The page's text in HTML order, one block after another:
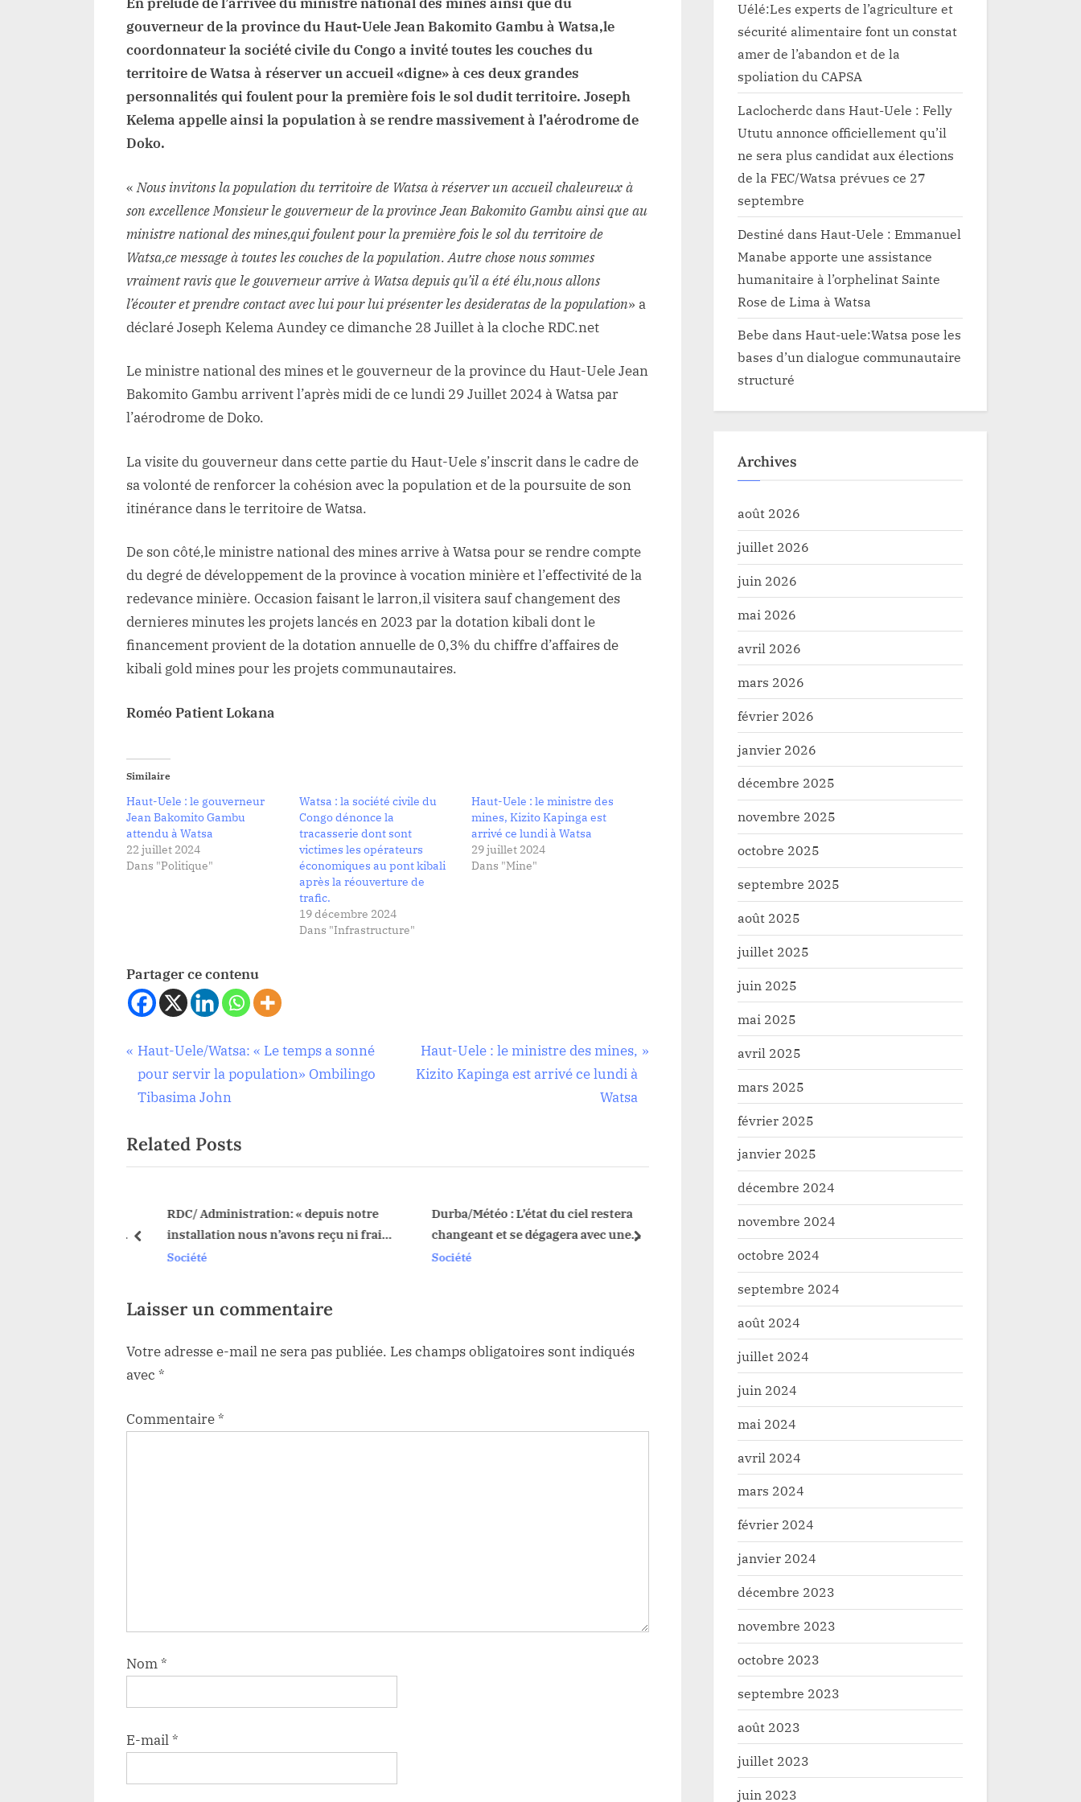
En prélude de l’arrivée du ministre national des mines ainsi que du
gouverneur de la province du Haut-Uele Jean Bakomito Gambu à Watsa,le
coordonnateur la société civile du Congo a invité toutes les couches du
territoire de Watsa à réserver un accueil «digne» à ces deux grandes
personnalités qui foulent pour la première fois le sol dudit territoire. Joseph
Kelema appelle ainsi la population à se rendre massivement à l’aérodrome de
Doko.
«Nous invitons la population du territoire de Watsa à réserver un accueil chaleureux à
son excellence Monsieur le gouverneur de la province Jean Bakomito Gambu ainsi que au
ministre national des mines,qui foulent pour la première fois le sol du territoire de
Watsa,ce message à toutes les couches de la population. Autre chose nous sommes
vraiment ravis que le gouverneur arrive à Watsa depuis qu’il a été élu,nous allons
l’écouter et prendre contact avec lui pour lui présenter les desideratas de la population» a
déclaré Joseph Kelema Aundey ce dimanche 28 Juillet à la cloche RDC.net
Le ministre national des mines et le gouverneur de la province du Haut-Uele Jean
Bakomito Gambu arrivent l’après midi de ce lundi 29 Juillet 2024 à Watsa par
l’aérodrome de Doko.
La visite du gouverneur dans cette partie du Haut-Uele s’inscrit dans le cadre de
sa volonté de renforcer la cohésion avec la population et de la poursuite de son
itinérance dans le territoire de Watsa.
De son côté,le ministre national des mines arrive à Watsa pour se rendre compte
du degré de développement de la province à vocation minière et l’effectivité de la
redevance minière. Occasion faisant le larron,il visitera sauf changement des
dernieres minutes les projets lancés en 2023 par la dotation kibali dont le
financement provient de la dotation annuelle de 0,3% du chiffre d’affaires de
kibali gold mines pour les projets communautaires.
Roméo Patient Lokana
Similaire
Haut-Uele : le gouverneur
Jean Bakomito Gambu
attendu à Watsa
22 juillet 2024
Dans "Politique"
Watsa : la société civile du
Congo dénonce la
tracasserie dont sont
victimes les opérateurs
économiques au pont kibali
après la réouverture de
trafic.
19 décembre 2024
Dans "Infrastructure"
Haut-Uele : le ministre des
mines, Kizito Kapinga est
arrivé ce lundi à Watsa
29 juillet 2024
Dans "Mine"
Partager ce contenu
Société
Navigation
de
l’article
P
r
e
i
o
P
t
Haut-Uele/Watsa: « Le temps a sonné
pour servir la population» Ombilingo
Tibasima John
N
e
o
Haut-Uele : le ministre des mines,
Kizito Kapinga est arrivé ce lundi à
Watsa
Related Posts
RDC/ Administration: « depuis notre
installation nous n’avons reçu ni frais
d’installation,ni frais de
Mandabha A.T Faradje
Société
Durba/Météo : L’état du ciel restera
changeant et se dégagera avec une
alternance des averses ce Samedi 28
Société
Muhindo Nzangi : «Nous
milieu rural connaisse aussi
un développement
économique»
Société
prev next
Laisser un commentaire
Votre adresse e-mail ne sera pas publiée. Les champs obligatoires sont indiqués
avec *
Commentaire*
Nom*
E-mail*
Uélé:Les experts de l’agriculture et
sécurité alimentaire font un constat
amer de l’abandon et de la
spoliation du CAPSA
Laclocherdcdans Haut-Uele : Felly
Ututu annonce officiellement qu’il
ne sera plus candidat aux élections
de la FEC/Watsa prévues ce 27
septembre
Destiné dans Haut-Uele : Emmanuel
Manabe apporte une assistance
humanitaire à l’orphelinat Sainte
Rose de Lima à Watsa
Bebe dans Haut-uele:Watsa pose les
bases d’un dialogue communautaire
structuré
Archives
août 2026
juillet 2026
juin 2026
mai 2026
avril 2026
mars 2026
février 2026
janvier 2026
décembre 2025
novembre 2025
octobre 2025
septembre 2025
août 2025
juillet 2025
juin 2025
mai 2025
avril 2025
mars 2025
février 2025
janvier 2025
décembre 2024
novembre 2024
octobre 2024
septembre 2024
août 2024
juillet 2024
juin 2024
mai 2024
avril 2024
mars 2024
février 2024
janvier 2024
décembre 2023
novembre 2023
octobre 2023
septembre 2023
août 2023
juillet 2023
juin 2023